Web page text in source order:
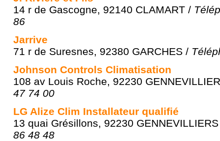
14 r de Gascogne, 92140 CLAMART /
86
Jarrive
71 r de Suresnes, 92380 GARCHES /
Johnson Controls Climatisation
108 av Louis Roche, 92230
47 74 00
LG Alize Clim Installateur qualifié
13 quai Grésillons, 92230
86 48 48